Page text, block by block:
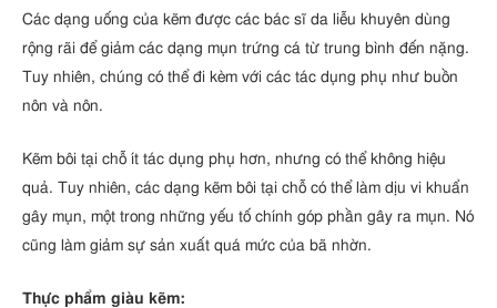
Các dạng uống của kẽm được các bác sĩ da liễu khuyên dùng
rộng rãi để giảm các dạng mụn trứng cá từ trung bình đến nặng.
Tuy nhiên, chúng có thể đi kèm với các tác dụng phụ như buồn
nôn và nôn.
Kẽm bôi tại chỗ ít tác dụng phụ hơn, nhưng có thể không hiệu
quả. Tuy nhiên, các dạng kẽm bôi tại chỗ có thể làm dịu vi khuẩn
gây mụn, một trong những yếu tố chính góp phần gây ra mụn. Nó
cũng làm giảm sự sản xuất quá mức của bã nhờn.
Thực phẩm giàu kẽm: